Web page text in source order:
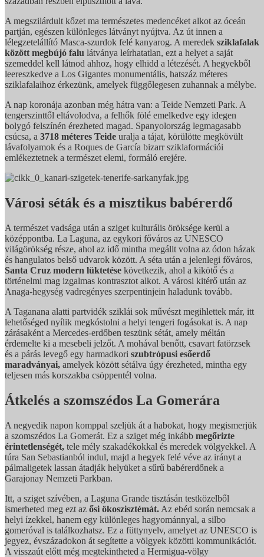
A megszilárdult kőzet ma természetes medencéket alkot az óceán
partján, egészen különleges látványt nyújtva. Az út innen a
lélegzetelállító Masca-szurdok felé kanyarog. A meredek sziklafalak
között megbújó falu látványa leírhatatlan, ezt a helyet a saját
szemeddel kell látnod ahhoz, hogy elhidd a létezését. A hegyekből
leereszkedve a Los Gigantes monumentális, hatszáz méteres
sziklafalaihoz érkezünk, amelyek függőlegesen zuhannak a mélybe.
A nap koronája azonban még hátra van: a Teide Nemzeti Park. A
tengerszinttől eltávolodva, a felhők fölé emelkedve egy idegen
bolygó felszínén érezheted magad. Spanyolország legmagasabb
csúcsa, a 3718 méteres Teide uralja a tájat, körülötte megkövült
lávafolyamok és a Roques de García bizarr sziklaformációi
emlékeztetnek a természet elemi, formáló erejére.
Városi séták és a misztikus babérerdő
A természet vadsága után a sziget kulturális öröksége kerül a
középpontba. La Laguna, az egykori főváros az UNESCO
világörökség része, ahol az idő mintha megállt volna az ódon házak
és hangulatos belső udvarok között. A séta után a jelenlegi főváros,
Santa Cruz modern lüktetése következik, ahol a kikötő és a
történelmi mag izgalmas kontrasztot alkot. A városi kitérő után az
Anaga-hegység vadregényes szerpentinjein haladunk tovább.
A Taganana alatti partvidék sziklái sok művészt megihlettek már, itt
lehetőséged nyílik megkóstolni a helyi tengeri fogásokat is. A nap
zárásaként a Mercedes-erdőben teszünk sétát, amely méltán
érdemelte ki a mesebeli jelzőt. A mohával benőtt, csavart fatörzsek
és a párás levegő egy harmadkori szubtrópusi esőerdő
maradványai, amelyek között sétálva úgy érezheted, mintha egy
teljesen más korszakba csöppentél volna.
Átkelés a szomszédos La Gomerára
A negyedik napon komppal szeljük át a habokat, hogy megismerjük
a szomszédos La Gomerát. Ez a sziget még inkább megőrizte
érintetlenségét, tele mély szakadékokkal és meredek völgyekkel. A
túra San Sebastianból indul, majd a hegyek felé véve az irányt a
pálmaligetek lassan átadják helyüket a sűrű babérerdőnek a
Garajonay Nemzeti Parkban.
Itt, a sziget szívében, a Laguna Grande tisztásán testközelből
ismerheted meg ezt az ősi ökoszisztémát. Az ebéd során nemcsak a
helyi ízekkel, hanem egy különleges hagyománnyal, a silbo
gomeróval is találkozhatsz. Ez a füttynyelv, amelyet az UNESCO is
jegyez, évszázadokon át segítette a völgyek közötti kommunikációt.
A visszaút előtt még megtekintheted a Hermigua-völgy